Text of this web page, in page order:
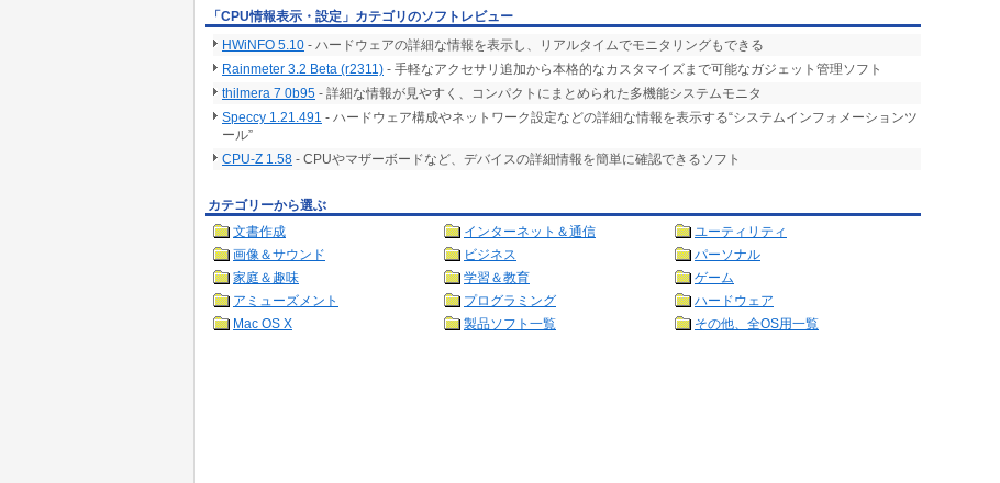
「CPU情報表示・設定」カテゴリのソフトレビュー
HWiNFO 5.10 - ハードウェアの詳細な情報を表示し、リアルタイムでモニタリングもできる
Rainmeter 3.2 Beta (r2311) - 手軽なアクセサリ追加から本格的なカスタマイズまで可能なガジェット管理ソフト
thilmera 7 0b95 - 詳細な情報が見やすく、コンパクトにまとめられた多機能システムモニタ
Speccy 1.21.491 - ハードウェア構成やネットワーク設定などの詳細な情報を表示する“システムインフォメーションツ
ール”
CPU-Z 1.58 - CPUやマザーボードなど、デバイスの詳細情報を簡単に確認できるソフト
カテゴリーから選ぶ
文書作成
インターネット＆通信
ユーティリティ
画像＆サウンド
ビジネス
パーソナル
家庭＆趣味
学習＆教育
ゲーム
アミューズメント
プログラミング
ハードウェア
Mac OS X
製品ソフト一覧 その他、全OS用一覧